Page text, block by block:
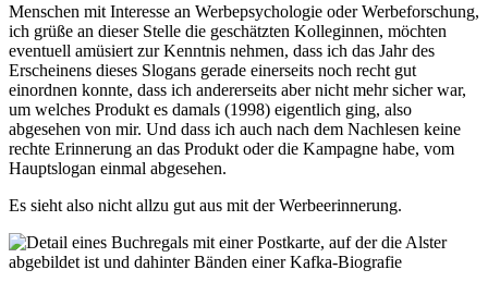
Menschen mit Interesse an Werbepsychologie oder Werbeforschung,
ich grüße an dieser Stelle die geschätzten Kolleginnen, möchten
eventuell amüsiert zur Kenntnis nehmen, dass ich das Jahr des
Erscheinens dieses Slogans gerade einerseits noch recht gut
einordnen konnte, dass ich andererseits aber nicht mehr sicher war,
um welches Produkt es damals (1998) eigentlich ging, also
abgesehen von mir. Und dass ich auch nach dem Nachlesen keine
rechte Erinnerung an das Produkt oder die Kampagne habe, vom
Hauptslogan einmal abgesehen.
Es sieht also nicht allzu gut aus mit der Werbeerinnerung.